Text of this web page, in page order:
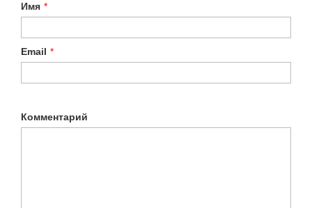
Имя *
Email *
Комментарий